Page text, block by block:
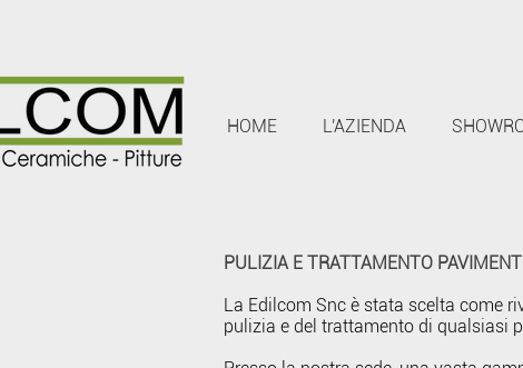
HOME L'AZIENDA
PULIZIA E TRATTAMENTO
La Edilcom Snc è stata scelta come
pulizia e del trattamento di qualsiasi